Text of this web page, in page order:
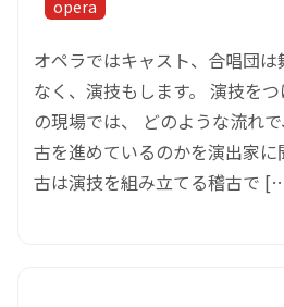
opera
オペラではキャスト、合唱団
なく、演技もします。 演技をつ
の現場では、 どのような流れ
古を進めているのかを演出家
古は演技を組み立てる稽古で